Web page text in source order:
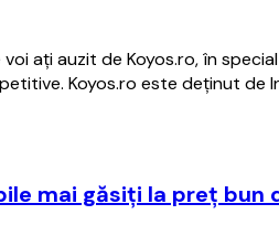
aţi auzit de Koyos.ro, în
Koyos.ro este deţinut de
mai găsiți la preț bun